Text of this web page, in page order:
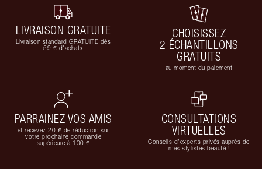
LIVRAISON GRATUITE
Livraison standard GRATUITE dès
59 € d'achats
CHOISISSEZ
2 ÉCHANTILLONS
GRATUITS
au moment du paiement
PARRAINEZ VOS AMIS
et recevez 20 € de réduction sur
votre prochaine commande
supérieure à 100 €
CONSULTATIONS
VIRTUELLES
Conseils d'experts privés auprès de
mes stylistes beauté !